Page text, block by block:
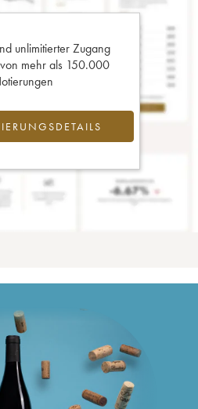
unlimitierter Zugang
mehr als 150.000